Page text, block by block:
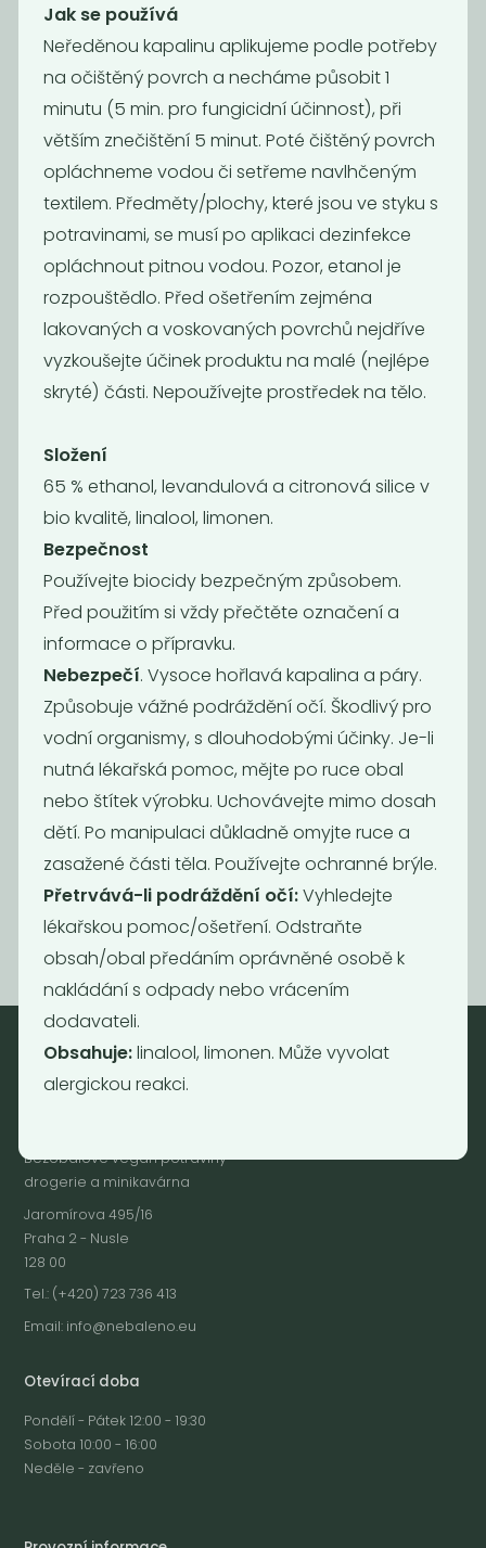
Univerzální
čistič
129Kč/ Kg 119 Kč/ Kg
Citronový gel
134Kč
Dezinfekce na
Bílý ocet 10%
50 Kč/ Kg
Načíst
další
Nebaleno
Bezobalové vegan potraviny
drogerie a minikavárna
Jaromírova 495/16
Praha 2 - Nusle
128 00
Tel.: (+420) 723 736 413
Email: info@nebaleno.eu
Otevírací doba
Pondělí - Pátek 12:00 - 19:30
Sobota 10:00 - 16:00
Neděle - zavřeno
Jak se používá
Neředěnou kapalinu aplikujeme podle potřeby
na očištěný povrch a necháme působit 1
minutu (5 min. pro fungicidní účinnost), při
větším znečištění 5 minut. Poté čištěný povrch
opláchneme vodou či setřeme navlhčeným
textilem. Předměty/plochy, které jsou ve styku s
potravinami, se musí po aplikaci dezinfekce
opláchnout pitnou vodou. Pozor, etanol je
rozpouštědlo. Před ošetřením zejména
lakovaných a voskovaných povrchů nejdříve
vyzkoušejte účinek produktu na malé (nejlépe
skryté) části. Nepoužívejte prostředek na tělo.
Složení
65 % ethanol, levandulová a citronová silice v
bio kvalitě, linalool, limonen.
Bezpečnost
Používejte biocidy bezpečným způsobem.
Před použitím si vždy přečtěte označení a
informace o přípravku.
Nebezpečí. Vysoce hořlavá kapalina a páry.
Způsobuje vážné podráždění očí. Škodlivý pro
vodní organismy, s dlouhodobými účinky. Je-li
nutná lékařská pomoc, mějte po ruce obal
nebo štítek výrobku. Uchovávejte mimo dosah
dětí. Po manipulaci důkladně omyjte ruce a
zasažené části těla. Používejte ochranné brýle.
Přetrvává-li podráždění očí:Vyhledejte
lékařskou pomoc/ošetření. Odstraňte
obsah/obal předáním oprávněné osobě k
nakládání s odpady nebo vrácením
dodavateli.
Obsahuje:linalool, limonen. Může vyvolat
alergickou reakci.